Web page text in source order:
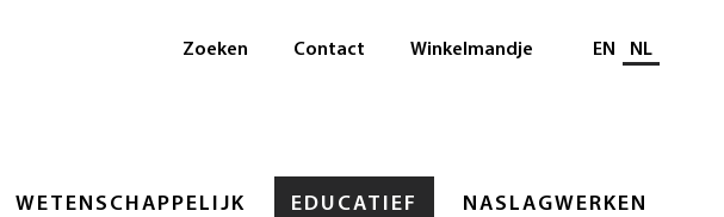
WETENSCHAPPELIJK EDUCATIEF NASLAGWERKEN
Zoeken Contact Winkelmandje Selecteer taal
EN NL